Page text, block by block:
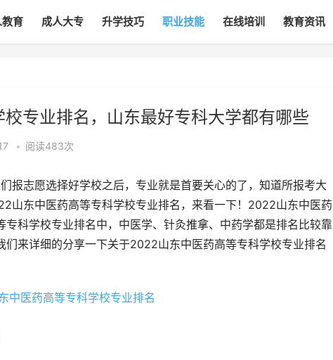
育 成人大专 升学技巧 职业技能 在线培训 教育资讯
专业排名，山东最好专科大学都有哪些
• 阅读483次
报志愿选择好学校之后，专业就是首要关心的了，知道所报考大
山东中医药高等专科学校专业排名，来看一下！2022山东中医药
科学校专业排名中，中医学、针灸推拿、中药学都是排名比较靠
来详细的分享一下关于2022山东中医药高等专科学校专业排名